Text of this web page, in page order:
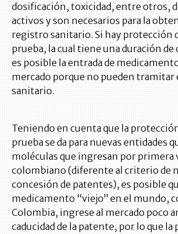
dosificación, toxicidad, entre otros,
activos y son necesarios para la
registro sanitario. Si hay protección
prueba, la cual tiene una duración de
es posible la entrada de
mercado porque no pueden tramitar
sanitario.
Teniendo en cuenta que la
prueba se da para nuevas entidades
moléculas que ingresan por primera
colombiano (diferente al criterio de
concesión de patentes), es posible
medicamento “viejo” en el mundo,
Colombia, ingrese al mercado poco
caducidad de la patente, por lo que la